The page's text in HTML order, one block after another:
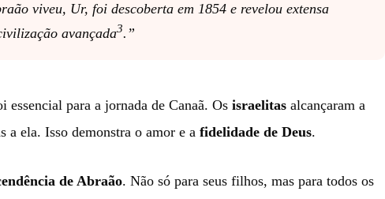
viveu, Ur, foi descoberta em 1854 e revelou extensa
avançada3.”
essencial para a jornada de Canaã. Os israelitas alcançaram a
a ela. Isso demonstra o amor e a fidelidade de Deus.
de Abraão. Não só para seus filhos, mas para todos os